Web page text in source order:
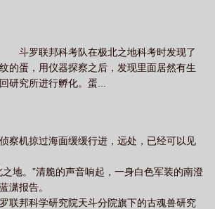
20册
斗罗大陆IV终极斗罗 完结免费 斗罗大陆iv终极斗
终极斗罗弑神剑 斗罗大陆IV终极斗罗 猫腻 斗罗大
最新章节 无弹窗
章节 斗罗大陆IV终极斗罗 全集txt免费 斗罗大陆iv终
极斗罗 笔趣阁5200 斗罗大陆iv终极斗罗最新章节列
在线阅读 斗罗大陆4终极斗罗斗罗大陆iv终极斗
斗罗联邦科考队在极北之地科考时发现了
的蛋，用仪器探察之后，发现里面居然有生
研究所进行孵化。蛋...
察机掠过海面缓缓行进，远处，已经可以见
地。”清脆的声音响起，一身白色军装的南澄
潇报告。
联邦科学研究院天斗分院旗下的古魂兽研究